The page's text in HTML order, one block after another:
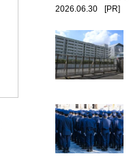
2026.06.30 [PR]